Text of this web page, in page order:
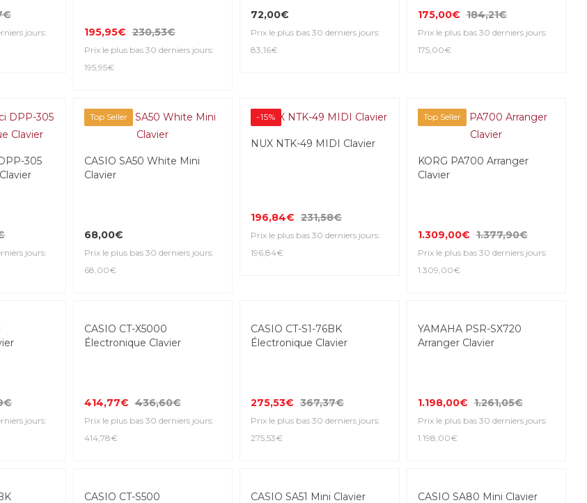
jours:
195,95€ 230,53€
Prix le plus bas 30 derniers jours:
195,95€
72,00€
Prix le plus bas 30 derniers jours:
83,16€
175,00€ 184,21€
Prix le plus bas 30 derniers jours:
175,00€
305
jours:
Top Seller
CASIO SA50 White Mini
Clavier
68,00€
Prix le plus bas 30 derniers jours:
68,00€
-15%
NUX NTK-49 MIDI Clavier
196,84€ 231,58€
Prix le plus bas 30 derniers jours:
196,84€
Top Seller
KORG PA700 Arranger
Clavier
1.309,00€ 1.377,90€
Prix le plus bas 30 derniers jours:
1.309,00€
jours:
CASIO CT-X5000
Électronique Clavier
414,77€ 436,60€
Prix le plus bas 30 derniers jours:
414,78€
CASIO CT-S1-76BK
Électronique Clavier
275,53€ 367,37€
Prix le plus bas 30 derniers jours:
275,53€
YAMAHA PSR-SX720
Arranger Clavier
1.198,00€ 1.261,05€
Prix le plus bas 30 derniers jours:
1.198,00€
CASIO CT-S500
CASIO SA51 Mini Clavier CASIO SA80 Mini Clavier